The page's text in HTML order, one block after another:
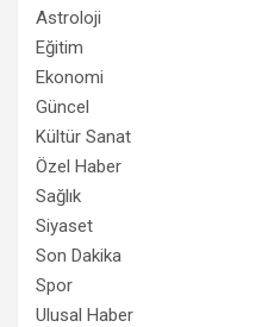
Astroloji
Eğitim
Ekonomi
Güncel
Kültür Sanat
Özel Haber
Sağlık
Siyaset
Son Dakika
Spor
Ulusal Haber